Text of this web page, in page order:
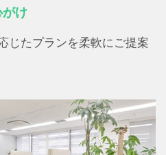
け
じたプランを柔軟にご提案